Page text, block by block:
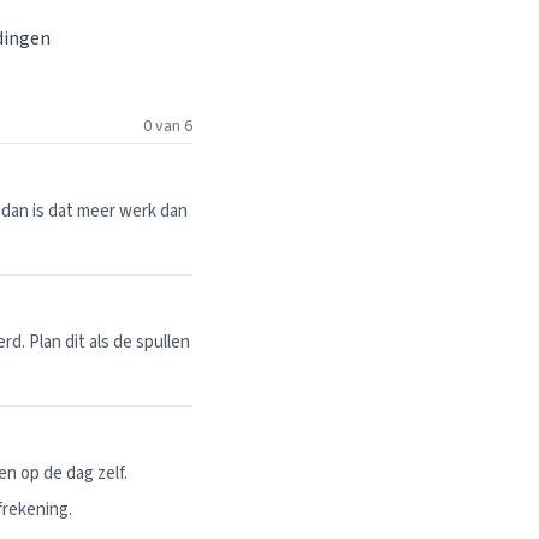
0 van 6
is dat meer werk dan
Plan dit als de spullen
op de dag zelf.